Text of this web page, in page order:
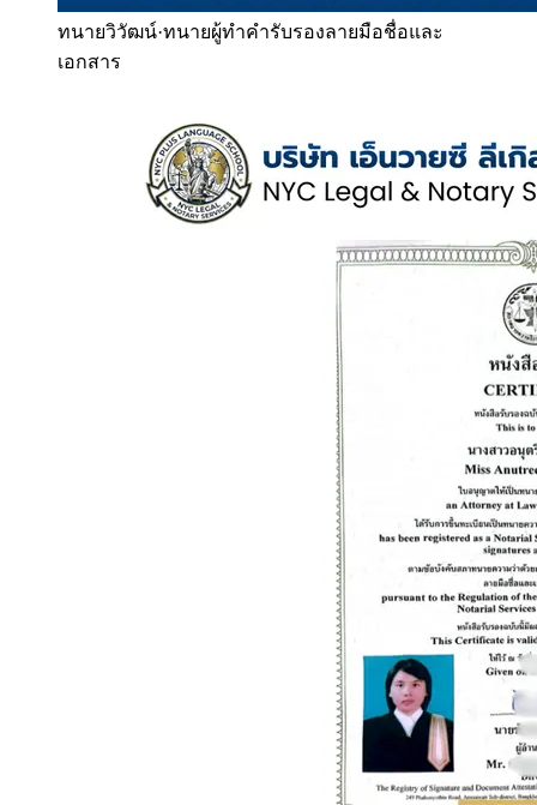
ทนายวิวัฒน์·ทนายผู้ทำคำรับรองลายมือชื่อและ
เอกสาร